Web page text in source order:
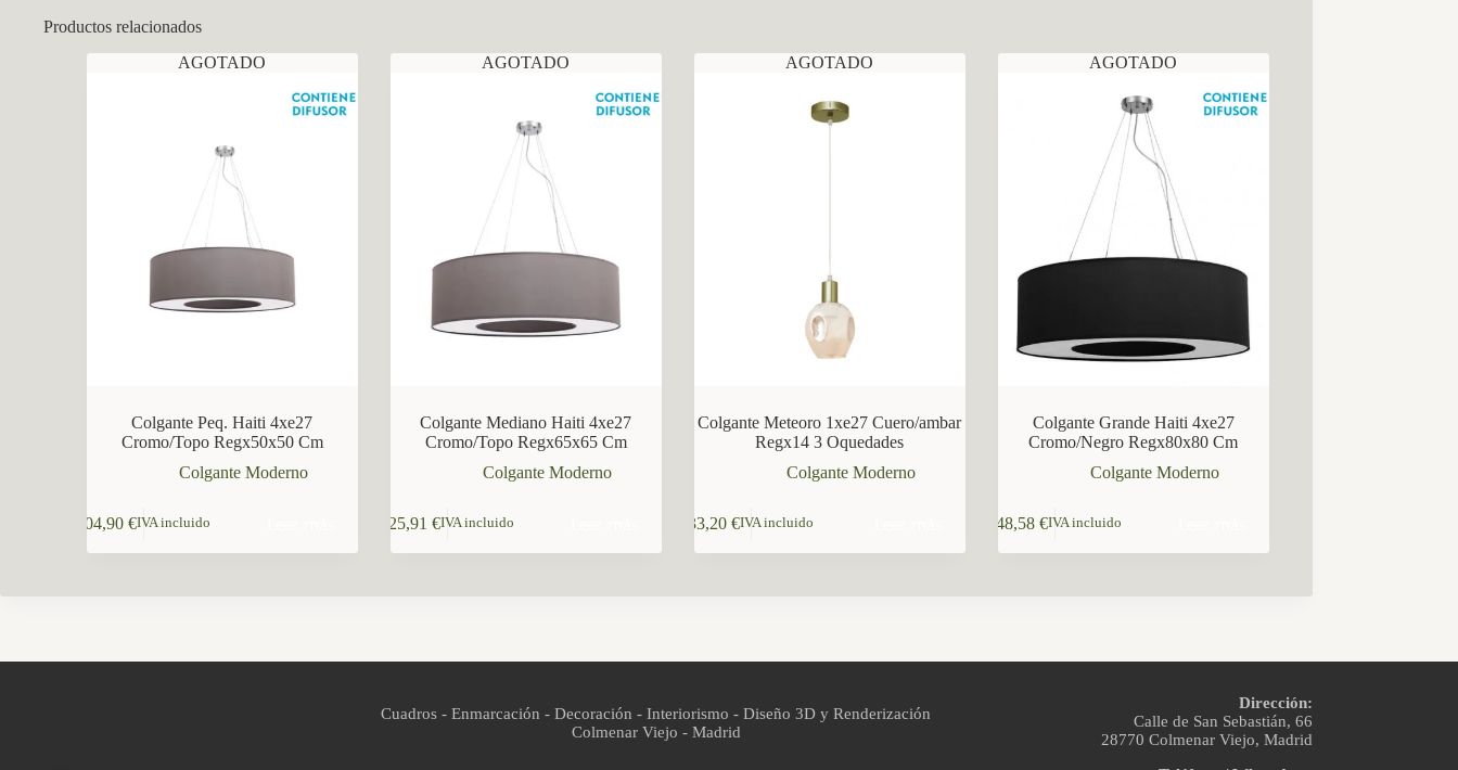
Productos relacionados
AGOTADO
Colgante Peq. Haiti 4xe27
Cromo/Topo Regx50x50 Cm
Colgante Moderno
104,90€IVA incluido
AGOTADO
Colgante Mediano Haiti 4xe27
Cromo/Topo Regx65x65 Cm
Colgante Moderno
125,91€IVA incluido
AGOTADO
Colgante Meteoro 1xe27 Cuero/ambar
Regx14 3 Oquedades
Colgante Moderno
33,20€IVA incluido
AGOTADO
Colgante Grande Haiti 4xe27
Cromo/Negro Regx80x80 Cm
Colgante Moderno
148,58€IVA incluido
Cuadros - Enmarcación - Decoración - Interiorismo - Diseño 3D y Renderización
Colmenar Viejo - Madrid
Dirección:
Calle de San Sebastián, 66
28770 Colmenar Viejo, Madrid
CCM Decoración